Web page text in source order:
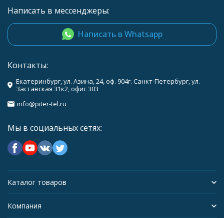
Написать в мессенджеры:
Написать в Whatsapp
Контакты:
Екатеринбург, ул. Азина, 24, оф. 904г. Санкт-Петербург, ул.
Заставская 31к2, офис 303
info@piter-tel.ru
Мы в социальных сетях:
Каталог товаров
Компания